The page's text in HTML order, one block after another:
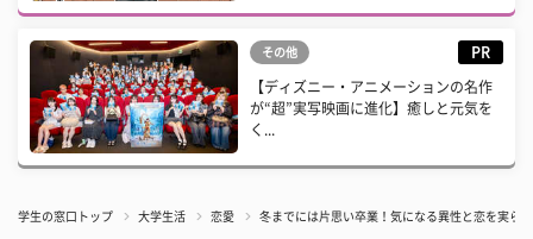
その他 PR
【ディズニー・アニメーションの名作
が“超”実写映画に進化】癒しと元気を
く...
学生の窓口トップ 大学生活 恋愛 冬までには片思い卒業！気になる異性と恋を実ら